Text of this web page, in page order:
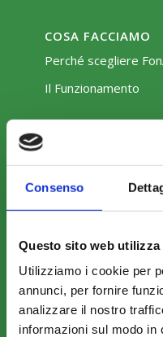
Consenso
Questo sito web utilizza
Utilizziamo i cookie per
annunci, per fornire
analizzare il nostro
informazioni sul modo
COSA FACCIAMO
Perché scegliere
Il Funzionamento
COME ADERIRE
Modalità di adesione
Mobilità e Portabilità